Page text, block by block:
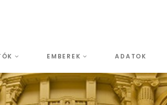
EMBEREK ADATOK